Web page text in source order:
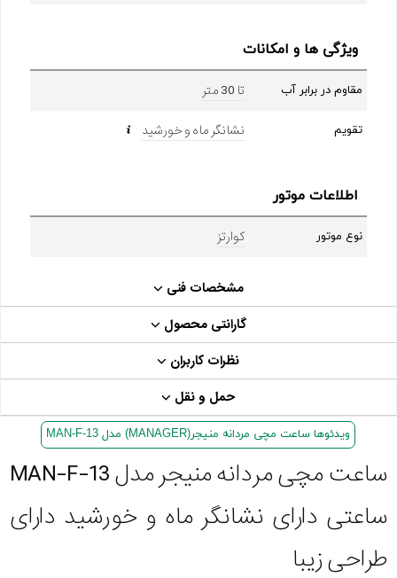
ویژگی ها و امکانات
مقاوم در برابر آب تا 30 متر
تقویم نشانگر ماه و خورشید
اطلاعات موتور
نوع موتور کوارتز
مشخصات فنی
گارانتی محصول
نظرات کاربران
حمل و نقل
ویدئوها ساعت مچی مردانه منیجر(MANAGER) مدل MAN-F-13
ساعت مچی مردانه منیجر مدل MAN-F-13
ساعتی دارای نشانگر ماه و خورشید دارای
طراحی زیبا